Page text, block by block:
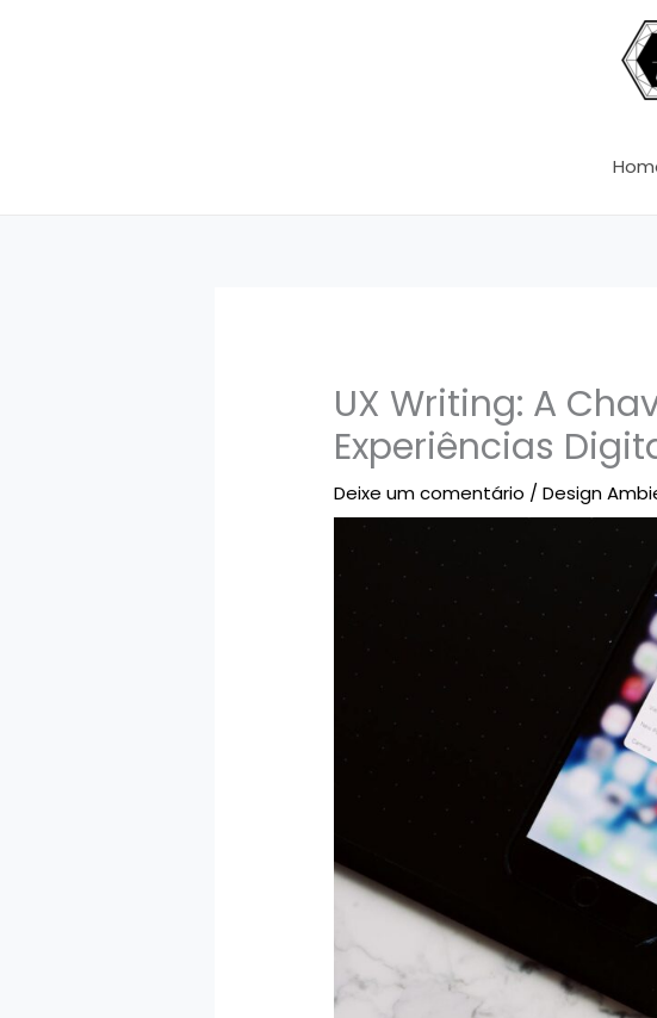
UX Writing: A
Experiências
Deixe um comentário /Design